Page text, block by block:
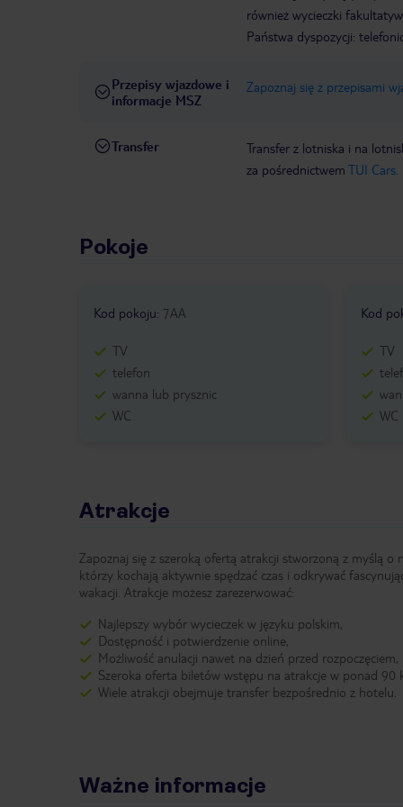
również wycieczki
Państwa dyspozycji:
Przepisy wjazdowe i
informacje MSZ
Zapoznaj się z przepisami
Transfer
Transfer z lotniska i na
za pośrednictwem TUI Cars.
Pokoje
Kod pokoju: 7AA
TV
telefon
wanna lub prysznic
WC
Kod
TV
WC
Atrakcje
Zapoznaj się z szeroką ofertą atrakcji stworzoną z myślą o
którzy kochają aktywnie spędzać czas i odkrywać
wakacji. Atrakcje możesz zarezerwować:
Najlepszy wybór wycieczek w języku polskim,
Dostępność i potwierdzenie online,
Możliwość anulacji nawet na dzień przed rozpoczęciem,
Szeroka oferta biletów wstępu na atrakcje w ponad 90
Wiele atrakcji obejmuje transfer bezpośrednio z hotelu.
Ważne informacje